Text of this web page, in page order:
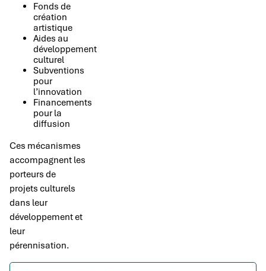
Fonds de
création
artistique
Aides au
développement
culturel
Subventions
pour
l’innovation
Financements
pour la
diffusion
Ces mécanismes
accompagnent les
porteurs de
projets culturels
dans leur
développement et
leur
pérennisation.